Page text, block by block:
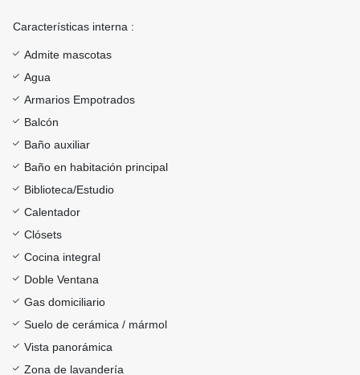
Características interna :
Admite mascotas
Agua
Armarios Empotrados
Balcón
Baño auxiliar
Baño en habitación principal
Biblioteca/Estudio
Calentador
Clósets
Cocina integral
Doble Ventana
Gas domiciliario
Suelo de cerámica / mármol
Vista panorámica
Zona de lavandería